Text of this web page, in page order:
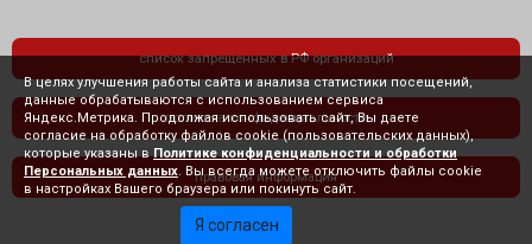
список запрещенных в РФ организаций
политика конфиденциальности
правовая информация
В целях улучшения работы сайта и анализа статистики посещений,
данные обрабатываются с использованием сервиса
Яндекс.Метрика. Продолжая использовать сайт, Вы даете
согласие на обработку файлов cookie (пользовательских данных),
которые указаны в Политике конфиденциальности и обработки
Персональных данных . Вы всегда можете отключить файлы cookie
в настройках Вашего браузера или покинуть сайт.
Я согласен